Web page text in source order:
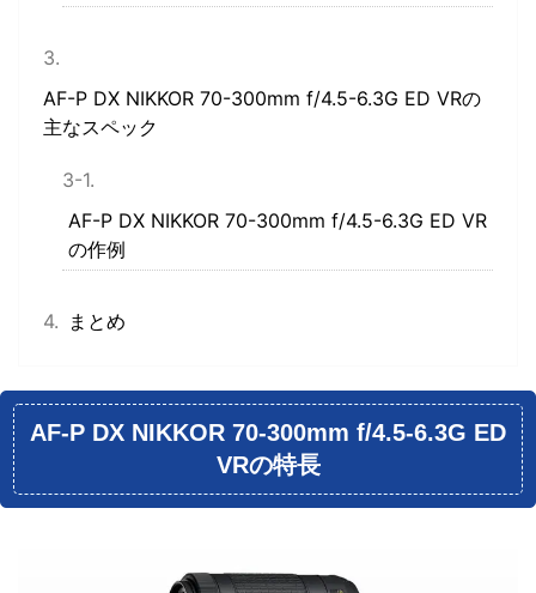
AF-P DX NIKKOR 70-300mm f/4.5-6.3G ED VRの
主なスペック
AF-P DX NIKKOR 70-300mm f/4.5-6.3G ED VR
の作例
まとめ
AF-P DX NIKKOR 70-300mm f/4.5-6.3G ED
VRの特長